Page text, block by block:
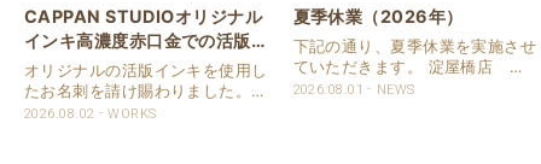
CAPPAN STUDIOオリジナル
インキ高濃度赤口金での活版名
刺
オリジナルの活版インキを使用し
たお名刺を請け賜わりました。
用紙は新バフン紙Nのきぬを使用
2026.08.02 WORKS
夏季休業（2026年）
下記の通り、夏季休業を実施させ
ていただきます。 淀屋橋店 通
常営業いたします。 奈良店 8月
2026.08.01 NEWS